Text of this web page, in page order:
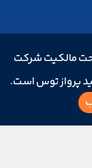
مالکیت شرکت
پرواز توس است.